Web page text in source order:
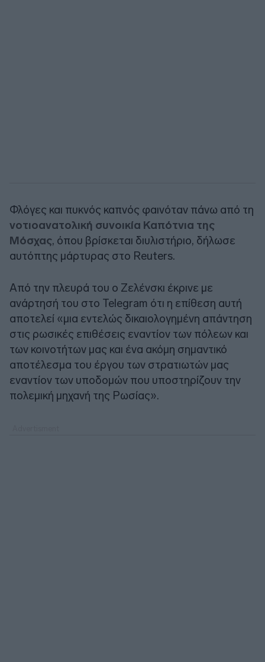
Φλόγες και πυκνός καπνός φαινόταν πάνω από τη
νοτιοανατολική συνοικία Καπότνια της
Μόσχας, όπου βρίσκεται διυλιστήριο, δήλωσε
αυτόπτης μάρτυρας στο Reuters.
Από την πλευρά του ο Ζελένσκι έκρινε με
ανάρτησή του στο Telegram ότι η επίθεση αυτή
αποτελεί «μια εντελώς δικαιολογημένη απάντηση
στις ρωσικές επιθέσεις εναντίον των πόλεων και
των κοινοτήτων μας και ένα ακόμη σημαντικό
αποτέλεσμα του έργου των στρατιωτών μας
εναντίον των υποδομών που υποστηρίζουν την
πολεμική μηχανή της Ρωσίας».